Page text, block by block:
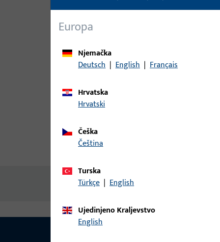
Opis proizvoda
Nema dostupnog sadržaja
Europa
Njemačka
Deutsch | English | Français
Hrvatska
Hrvatski
Češka
čeština
Turska
Türkçe | English
Ujedinjeno Kraljevstvo
English